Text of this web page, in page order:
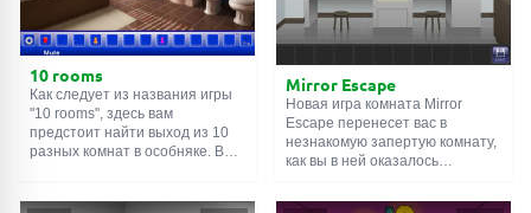
10 rooms
Как следует из названия игры
"10 rooms", здесь вам
предстоит найти выход из 10
разных комнат в особняке. В
их, чтобы выйти. Выход из
Mirror Escape
Новая игра комната Mirror
Escape перенесет вас в
незнакомую запертую комнату,
как вы в ней оказалось
смекалки попробуйте решить